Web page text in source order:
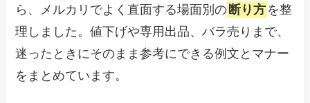
ら、メルカリでよく直面する場面別の 断り方 を整
理しました。値下げや専用出品、バラ売りまで、
迷ったときにそのまま参考にできる例文とマナー
をまとめています。